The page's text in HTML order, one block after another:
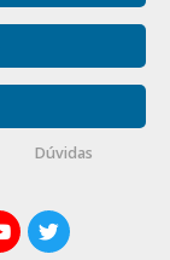
Dúvidas